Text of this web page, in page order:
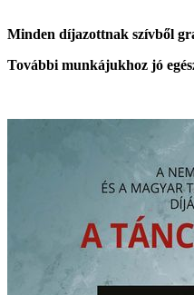
Minden díjazottnak szívből
További munkájukhoz jó